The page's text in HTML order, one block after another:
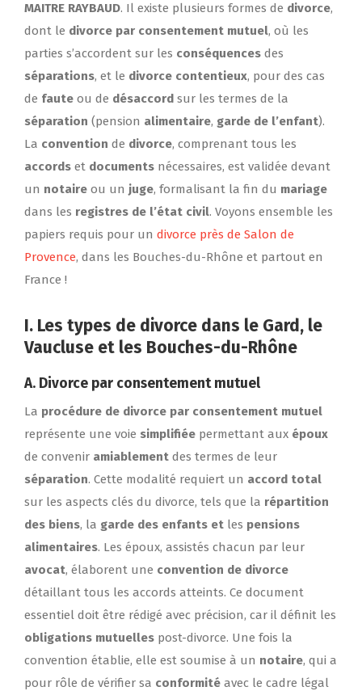
MAITRE RAYBAUD. Il existe plusieurs formes de divorce,
dont le divorce par consentement mutuel, où les
parties s’accordent sur les conséquences des
séparations, et le divorce contentieux, pour des cas
de faute ou de désaccord sur les termes de la
séparation (pension alimentaire, garde de l’enfant).
La convention de divorce, comprenant tous les
accords et documents nécessaires, est validée devant
un notaire ou un juge, formalisant la fin du mariage
dans les registres de l’état civil. Voyons ensemble les
papiers requis pour un divorce près de Salon de
Provence, dans les Bouches-du-Rhône et partout en
France !
I. Les types de divorce dans le Gard, le
Vaucluse et les Bouches-du-Rhône
A. Divorce par consentement mutuel
La procédure de divorce par consentement mutuel
représente une voie simplifiée permettant aux époux
de convenir amiablement des termes de leur
séparation. Cette modalité requiert un accord total
sur les aspects clés du divorce, tels que la répartition
des biens, la garde des enfants et les pensions
alimentaires. Les époux, assistés chacun par leur
avocat, élaborent une convention de divorce
détaillant tous les accords atteints. Ce document
essentiel doit être rédigé avec précision, car il définit les
obligations mutuelles post-divorce. Une fois la
convention établie, elle est soumise à un notaire, qui a
pour rôle de vérifier sa conformité avec le cadre légal